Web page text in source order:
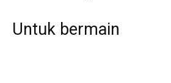
Untuk bermain